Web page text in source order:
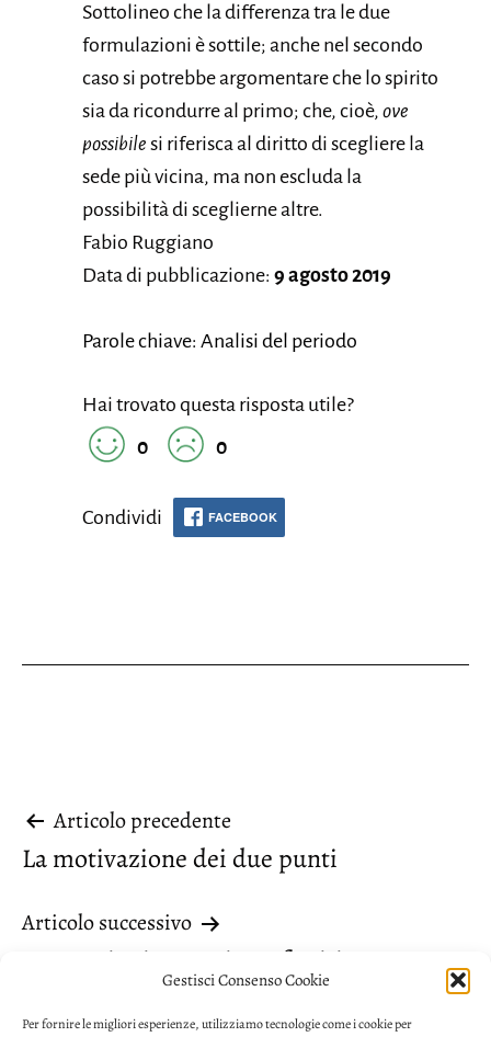
Gestisci Consenso Cookie
Per fornire le migliori esperienze, utilizziamo tecnologie come i cookie per
Sottolineo che la differenza tra le due
formulazioni è sottile; anche nel secondo
caso si potrebbe argomentare che lo spirito
sia da ricondurre al primo; che, cioè, ove
possibile si riferisca al diritto di scegliere la
sede più vicina, ma non escluda la
possibilità di sceglierne altre.
Fabio Ruggiano
Data di pubblicazione: 9 agosto 2019
Parole chiave: Analisi del periodo
Hai trovato questa risposta utile?
0
0
Condividi FACEBOOK
Navigazione
articoli
Articolo precedente
La motivazione dei due punti
Articolo successivo
Costruzioni causative o fattitive